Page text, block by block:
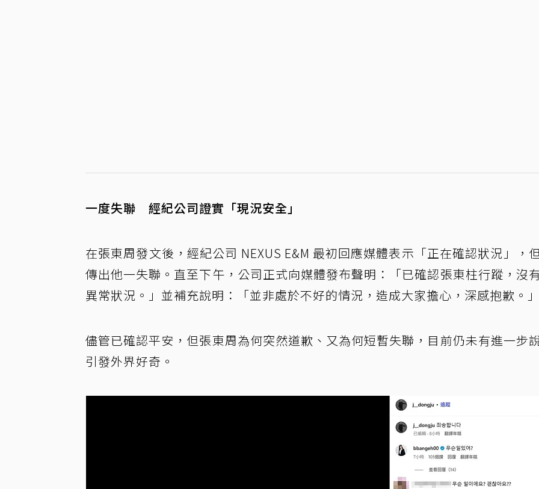
一度失聯 經紀公司證實「現況安全」
在張東周發文後，經紀公司 NEXUS E&M 最初回應媒體表示「正在確認狀況」，
傳出他一失聯。直至下午，公司正式向媒體發布聲明：「已確認張東柱行蹤，沒
異常狀況。」並補充說明：「並非處於不好的情況，造成大家擔心，深感抱歉。
儘管已確認平安，但張東周為何突然道歉、又為何短暫失聯，目前仍未有進一步
引發外界好奇。